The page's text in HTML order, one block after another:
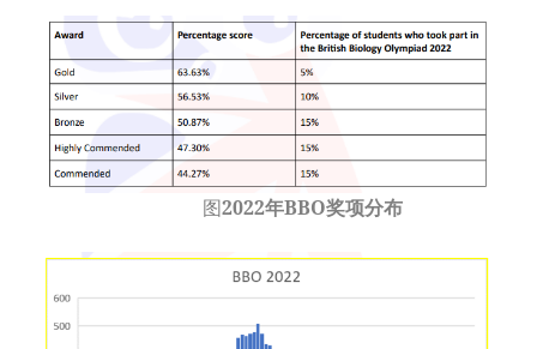
图2022年BBO奖项分布